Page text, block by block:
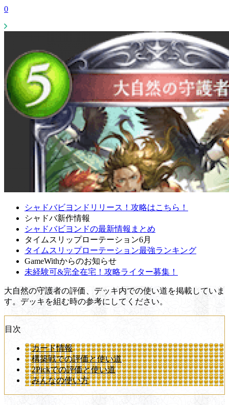
0
シャドバビヨンドリリース！攻略はこちら！
シャドバ新作情報
シャドバビヨンドの最新情報まとめ
タイムスリップローテーション6月
タイムスリップローテーション最強ランキング
GameWithからのお知らせ
未経験可&完全在宅！攻略ライター募集！
大自然の守護者の評価、デッキ内での使い道を掲載していま
す。デッキを組む時の参考にしてください。
目次
カード情報
構築戦での評価と使い道
2Pickでの評価と使い道
みんなの使い方